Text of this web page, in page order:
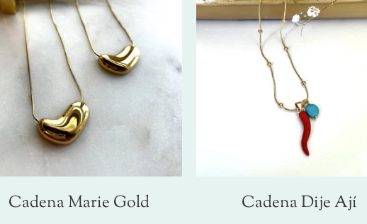
Cadena Marie Gold Cadena Dije Ají